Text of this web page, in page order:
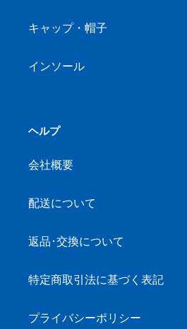
キャップ・帽子
インソール
ヘルプ
会社概要
配送について
返品･交換について
特定商取引法に基づく表記
プライバシーポリシー